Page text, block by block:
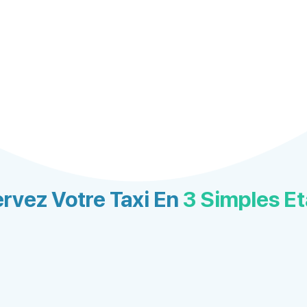
Votre Taxi En 3 Simples